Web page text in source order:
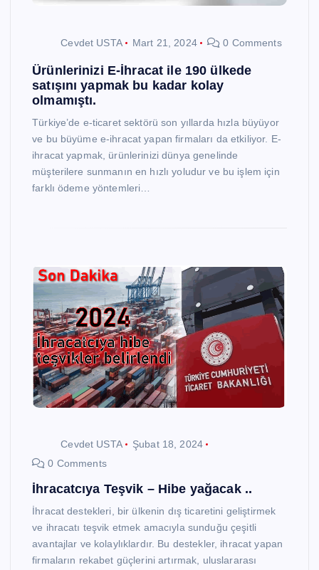
Cevdet USTA Mart 21, 2024 0 Comments
Ürünlerinizi E-İhracat ile 190 ülkede
satışını yapmak bu kadar kolay
olmamıştı.
Türkiye’de e-ticaret sektörü son yıllarda hızla büyüyor
ve bu büyüme e-ihracat yapan firmaları da etkiliyor. E-
ihracat yapmak, ürünlerinizi dünya genelinde
müşterilere sunmanın en hızlı yoludur ve bu işlem için
farklı ödeme yöntemleri…
Cevdet USTA
Şubat 18, 2024
0 Comments
İhracatcıya Teşvik – Hibe yağacak ..
İhracat destekleri, bir ülkenin dış ticaretini geliştirmek
ve ihracatı teşvik etmek amacıyla sunduğu çeşitli
avantajlar ve kolaylıklardır. Bu destekler, ihracat yapan
firmaların rekabet güçlerini artırmak, uluslararası